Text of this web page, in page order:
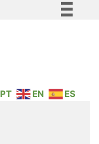
Legislação
PT EN ES